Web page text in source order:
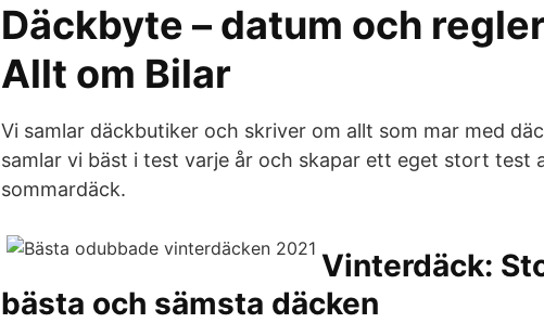
Däckbyte – datum och
Allt om Bilar
Vi samlar däckbutiker och skriver om allt som mar med
samlar vi bäst i test varje år och skapar ett eget stort test
sommardäck.
Vinterdäck:
bästa och sämsta däcken